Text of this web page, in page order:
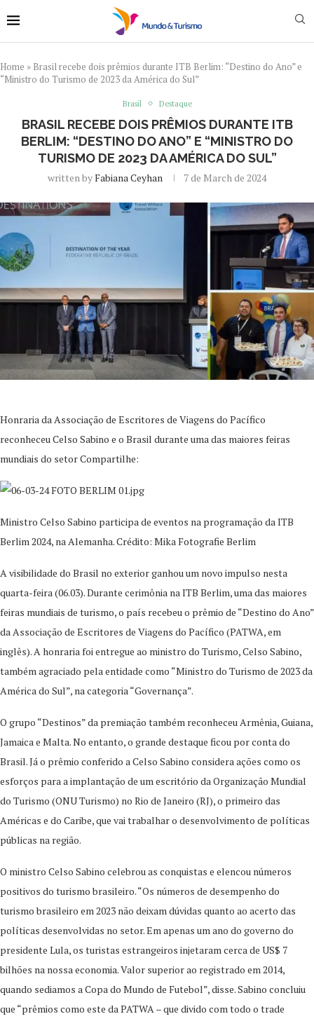
Home » Brasil recebe dois prêmios durante ITB Berlim: “Destino do Ano” e
“Ministro do Turismo de 2023 da América do Sul”
Brasil Destaque
BRASIL RECEBE DOIS PRÊMIOS DURANTE ITB
BERLIM: “DESTINO DO ANO” E “MINISTRO DO
TURISMO DE 2023 DA AMÉRICA DO SUL”
written byFabiana Ceyhan 7 de March de 2024
Honraria da Associação de Escritores de Viagens do Pacífico
reconheceu Celso Sabino e o Brasil durante uma das maiores feiras
mundiais do setor Compartilhe:
Ministro Celso Sabino participa de eventos na programação da ITB
Berlim 2024, na Alemanha. Crédito: Mika Fotografie Berlim
A visibilidade do Brasil no exterior ganhou um novo impulso nesta
quarta-feira (06.03). Durante cerimônia na ITB Berlim, uma das maiores
feiras mundiais de turismo, o país recebeu o prêmio de “Destino do Ano”
da Associação de Escritores de Viagens do Pacífico (PATWA, em
inglês). A honraria foi entregue ao ministro do Turismo, Celso Sabino,
também agraciado pela entidade como “Ministro do Turismo de 2023 da
América do Sul”, na categoria “Governança”.
O grupo “Destinos” da premiação também reconheceu Armênia, Guiana,
Jamaica e Malta. No entanto, o grande destaque ficou por conta do
Brasil. Já o prêmio conferido a Celso Sabino considera ações como os
esforços para a implantação de um escritório da Organização Mundial
do Turismo (ONU Turismo) no Rio de Janeiro (RJ), o primeiro das
Américas e do Caribe, que vai trabalhar o desenvolvimento de políticas
públicas na região.
O ministro Celso Sabino celebrou as conquistas e elencou números
positivos do turismo brasileiro. “Os números de desempenho do
turismo brasileiro em 2023 não deixam dúvidas quanto ao acerto das
políticas desenvolvidas no setor. Em apenas um ano do governo do
presidente Lula, os turistas estrangeiros injetaram cerca de US$ 7
bilhões na nossa economia. Valor superior ao registrado em 2014,
quando sediamos a Copa do Mundo de Futebol”, disse. Sabino concluiu
que “prêmios como este da PATWA – que divido com todo o trade